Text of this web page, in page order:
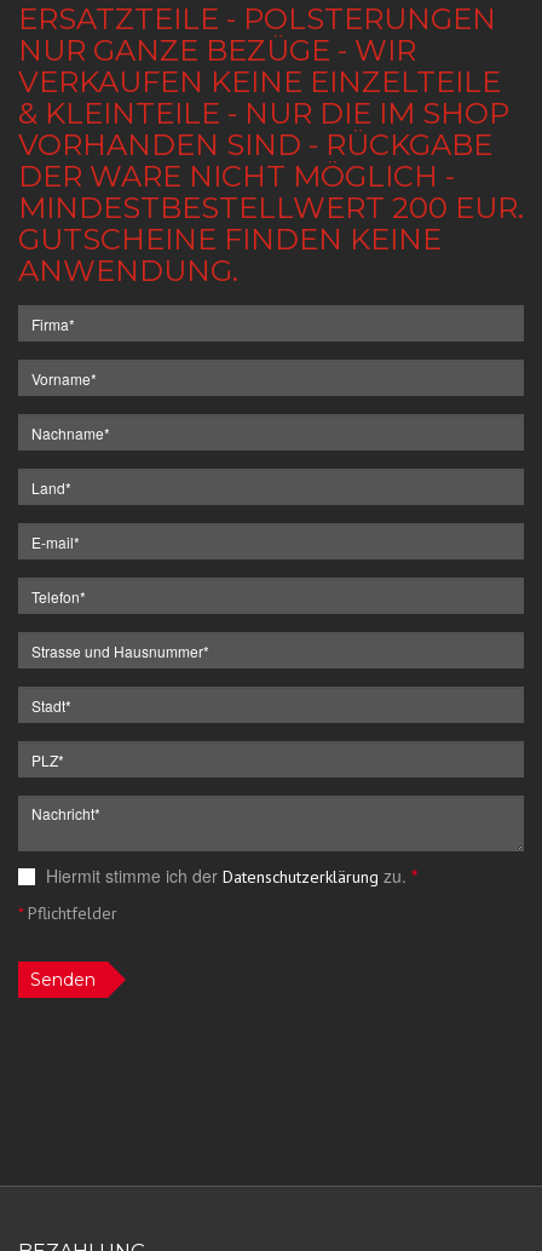
ERSATZTEILE - POLSTERUNGEN
NUR GANZE BEZÜGE - WIR
VERKAUFEN KEINE EINZELTEILE
& KLEINTEILE - NUR DIE IM SHOP
VORHANDEN SIND - RÜCKGABE
DER WARE NICHT MÖGLICH -
MINDESTBESTELLWERT 200 EUR.
GUTSCHEINE FINDEN KEINE
ANWENDUNG.
Hiermit stimme ich der Datenschutzerklärung zu. *
*Pflichtfelder
Senden